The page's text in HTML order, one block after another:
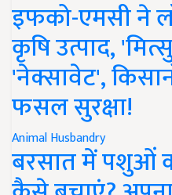
इफको-एमसी ने
कृषि उत्पाद,
'नेक्सावेट',
फसल सुरक्षा!
Animal Husbandry
बरसात में पशुओं